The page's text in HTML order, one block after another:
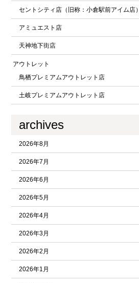
セントシティ店（旧称：小倉駅前アイム店）
アミュエスト店
天神地下街店
アウトレット
鳥栖プレミアムアウトレット店
土岐プレミアムアウトレット店
archives
2026年8月
2026年7月
2026年6月
2026年5月
2026年4月
2026年3月
2026年2月
2026年1月